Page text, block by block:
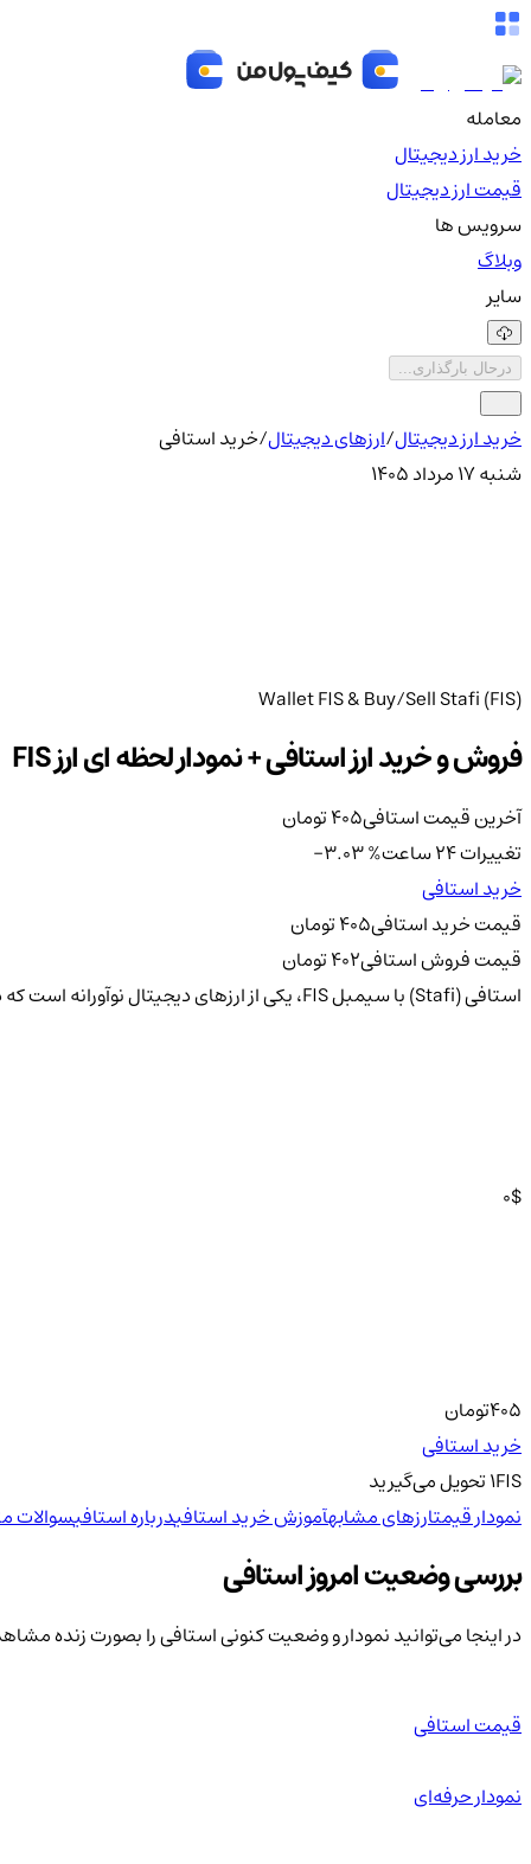
معامله
خرید ارز دیجیتال
قیمت ارز دیجیتال
سرویس ها
وبلاگ
سایر
درحال بارگذاری...
خرید ارز دیجیتال/ارزهای دیجیتال/خرید استافی
شنبه ۱۷ مرداد ۱۴۰۵
Wallet FIS & Buy/Sell Stafi (FIS)
فروش و خرید ارز استافی + نمودار لحظه ای ارز FIS
آخرین قیمت استافی405تومان
تغییرات 24 ساعت
-3.03%
خرید استافی
قیمت خرید استافی405تومان
قیمت فروش استافی402تومان
استافی (Stafi) با سیمبل FIS، یکی از ارزهای دیجیتال نوآورانه است که در بازار بلاکچین به دلیل ویژگی‌های خاص و کاربردهای متنوع خود شناخته شده است.
0$
405تومان
خرید استافی
1FIS تحویلمی‌گیرید
نمودار قیمتارزهای مشابهآموزش خرید استافیدرباره استافیسوالات
بررسی وضعیت امروز استافی
در اینجا می‌توانید نمودار و وضعیت کنونی استافی را بصورت زنده
قیمت استافی
نمودار حرفه‌ای